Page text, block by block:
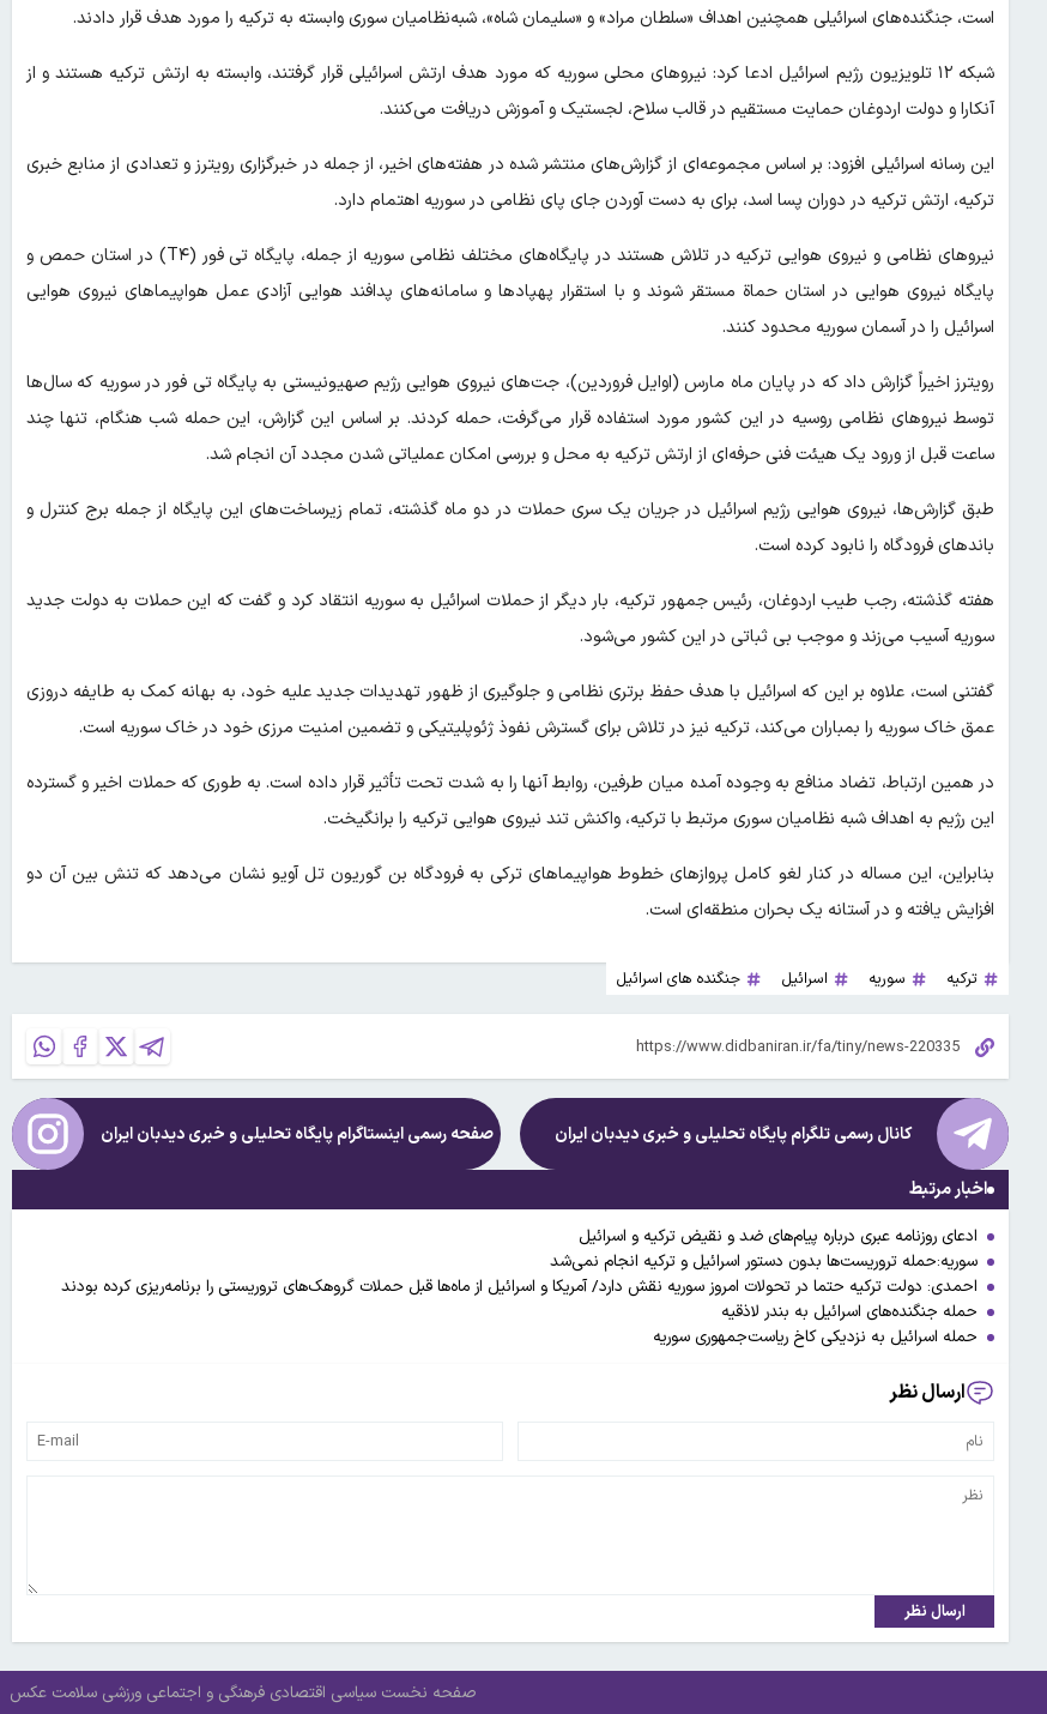
است، جنگنده‌های اسرائیلی همچنین اهداف «سلطان مراد» و «سلیمان شاه»، شبه‌نظامیان سوری وابسته به ترکیه را مورد هدف قرار دادند.
شبکه ۱۲ تلویزیون رژیم اسرائیل ادعا کرد: نیروهای محلی سوریه که مورد هدف ارتش اسرائیلی قرار گرفتند، وابسته به ارتش ترکیه هستند و از
آنکارا و دولت اردوغان حمایت مستقیم در قالب سلاح، لجستیک و آموزش دریافت می‌کنند.
این رسانه اسرائیلی افزود: بر اساس مجموعه‌ای از گزارش‌های منتشر شده در هفته‌های اخیر، از جمله در خبرگزاری رویترز و تعدادی از منابع خبری
ترکیه، ارتش ترکیه در دوران پسا اسد، برای به دست آوردن جای پای نظامی در سوریه اهتمام دارد.
نیروهای نظامی و نیروی هوایی ترکیه در تلاش هستند در پایگاه‌های مختلف نظامی سوریه از جمله، پایگاه تی فور (T۴) در استان حمص و
پایگاه نیروی هوایی در استان حماة مستقر شوند و با استقرار پهپادها و سامانه‌های پدافند هوایی آزادی عمل هواپیماهای نیروی هوایی
اسرائیل را در آسمان سوریه محدود کنند.
رویترز اخیراً گزارش داد که در پایان ماه مارس (اوایل فروردین)، جت‌های نیروی هوایی رژیم صهیونیستی به پایگاه تی فور در سوریه که سال‌ها
توسط نیروهای نظامی روسیه در این کشور مورد استفاده قرار می‌گرفت، حمله کردند. بر اساس این گزارش، این حمله شب هنگام، تنها چند
ساعت قبل از ورود یک هیئت فنی حرفه‌ای از ارتش ترکیه به محل و بررسی امکان عملیاتی شدن مجدد آن انجام شد.
طبق گزارش‌ها، نیروی هوایی رژیم اسرائیل در جریان یک سری حملات در دو ماه گذشته، تمام زیرساخت‌های این پایگاه از جمله برج کنترل و
باندهای فرودگاه را نابود کرده است.
هفته گذشته، رجب طیب اردوغان، رئیس جمهور ترکیه، بار دیگر از حملات اسرائیل به سوریه انتقاد کرد و گفت که این حملات به دولت جدید
سوریه آسیب می‌زند و موجب بی ثباتی در این کشور می‌شود.
گفتنی است، علاوه بر این که اسرائیل با هدف حفظ برتری نظامی و جلوگیری از ظهور تهدیدات جدید علیه خود، به بهانه کمک به طایفه دروزی
عمق خاک سوریه را بمباران می‌کند، ترکیه نیز در تلاش برای گسترش نفوذ ژئوپلیتیکی و تضمین امنیت مرزی خود در خاک سوریه است.
در همین ارتباط، تضاد منافع به وجوده آمده میان طرفین، روابط آنها را به شدت تحت تأثیر قرار داده است. به طوری که حملات اخیر و گسترده
این رژیم به اهداف شبه نظامیان سوری مرتبط با ترکیه، واکنش تند نیروی هوایی ترکیه را برانگیخت.
بنابراین، این مساله در کنار لغو کامل پروازهای خطوط هواپیماهای ترکی به فرودگاه ‌بن گوریون تل آویو نشان می‌دهد که تنش بین آن دو
افزایش یافته و در آستانه یک بحران منطقه‌ای است.
ترکیه سوریه اسرائیل جنگنده های اسرائیل
کانال رسمی تلگرام پایگاه تحلیلی و خبریدیدبان ایران صفحه رسمی اینستاگرام پایگاه تحلیلی و خبریدیدبان ایران
اخبار مرتبط
ادعای روزنامه عبری درباره پیام‌های ضد و نقیض ترکیه و اسرائیل
سوریه:حمله تروریست‌ها بدون دستور اسرائیل و ترکیه انجام نمی‌شد
احمدی: دولت ترکیه حتما در تحولات امروز سوریه نقش دارد/ آمریکا و اسرائیل از ماه‌ها قبل حملات گروهک‌های تروریستی را برنامه‌ریزی کرده بودند
حمله جنگنده‌های اسرائیل به بندر لاذقیه
حمله اسرائیل به نزدیکی کاخ ریاست‌جمهوری سوریه
ارسال نظر
ارسال نظر
صفحه نخست سیاسی اقتصادی فرهنگی و اجتماعی ورزشی سلامت عکس